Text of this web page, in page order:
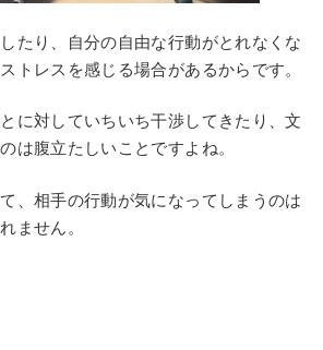
たり、自分の自由な行動がとれなくな
トレスを感じる場合があるからです。
に対していちいち干渉してきたり、文
は腹立たしいことですよね。
、相手の行動が気になってしまうのは
ません。